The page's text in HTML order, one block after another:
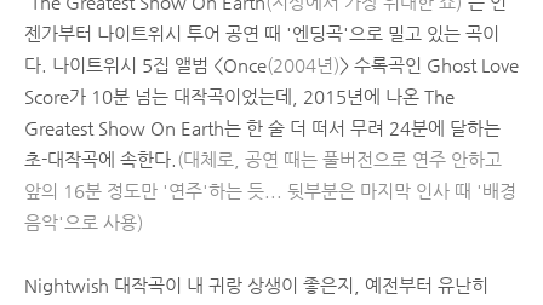
젠가부터 나이트위시 투어 공연 때 '엔딩곡'으로 밀고 있는 곡이
다. 나이트위시 5집 앨범 <Once(2004년)> 수록곡인 Ghost Love
Score가 10분 넘는 대작곡이었는데, 2015년에 나온 The
Greatest Show On Earth는 한 술 더 떠서 무려 24분에 달하는
초-대작곡에 속한다. (대체로, 공연 때는 풀버전으로 연주 안하고
앞의 16분 정도만 '연주'하는 듯... 뒷부분은 마지막 인사 때 '배경
음악'으로 사용)
Nightwish 대작곡이 내 귀랑 상생이 좋은지, 예전부터 유난히